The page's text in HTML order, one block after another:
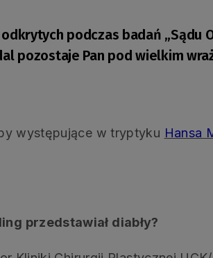
podczas badań „Sądu
pozostaje Pan pod wielkim
występujące w tryptyku Hansa
przedstawiał diabły?